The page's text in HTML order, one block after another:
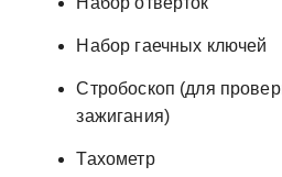
Набор гаечных ключей
Стробоскоп (для
зажигания)
Тахометр